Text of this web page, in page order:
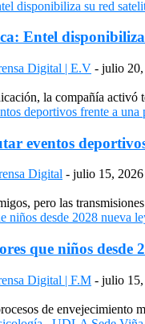
Entel
Digital | E.V - julio
la compañía
eventos
Digital - julio 15, 2026
pero las
que niños desde
Digital | F.M - julio
de envejecimiento